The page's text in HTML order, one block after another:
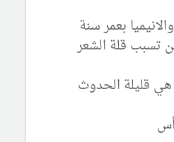
بعمر سنة
تسبب قلة الشعر
قليلة الحدوث